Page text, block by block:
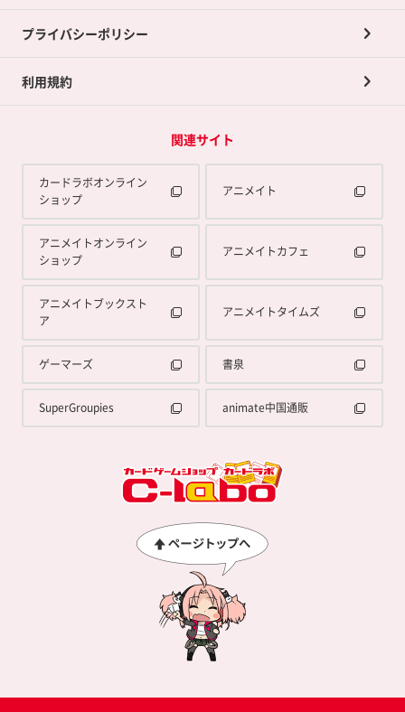
プライバシーポリシー
利用規約
関連サイト
カードラボオンライン
ショップ
アニメイト
アニメイトオンライン
ショップ
アニメイトカフェ
アニメイトブックスト
ア
アニメイトタイムズ
ゲーマーズ 書泉
SuperGroupies animate中国通販